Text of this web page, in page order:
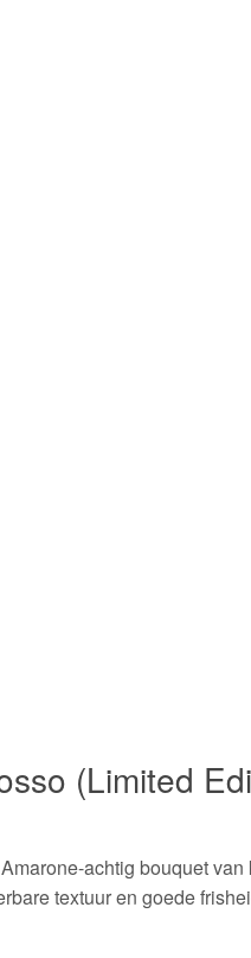
(Limited
achtig bouquet
textuur en goede